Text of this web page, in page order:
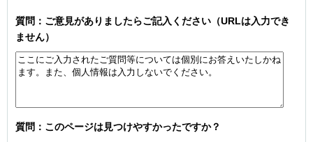
質問：ご意見がありましたらご記入ください（URLは入力でき
ません）
質問：このページは見つけやすかったですか？